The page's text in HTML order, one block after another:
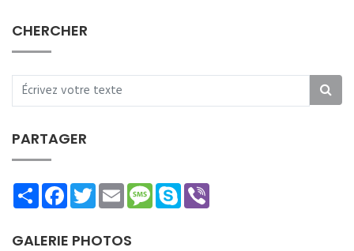
CHERCHER
PARTAGER
ShareFacebookTwitterEmailMessage
Skype
GALERIE PHOTOS